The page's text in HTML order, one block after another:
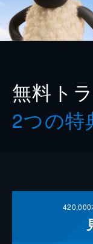
無料ト
2つの特
420,000